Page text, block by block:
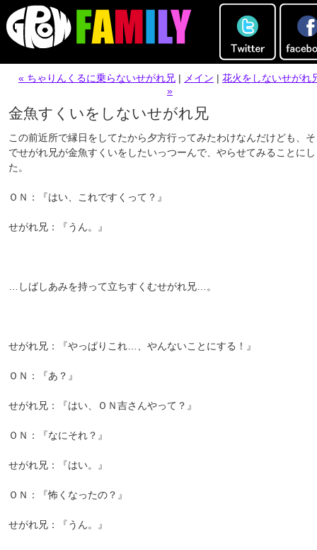
« ちゃりんくるに乗らないせがれ兄 | メイン | 花火をしないせがれ
»
金魚すくいをしないせがれ兄
この前近所で縁日をしてたから夕方行ってみたわけなんだけども、
でせがれ兄が金魚すくいをしたいっつーんで、やらせてみることにし
た。
ＯＮ：『はい、これですくって？』
せがれ兄：『うん。』
…しばしあみを持って立ちすくむせがれ兄…。
せがれ兄：『やっぱりこれ…、やんないことにする！』
ＯＮ：『あ？』
せがれ兄：『はい、ＯＮ吉さんやって？』
ＯＮ：『なにそれ？』
せがれ兄：『はい。』
ＯＮ：『怖くなったの？』
せがれ兄：『うん。』